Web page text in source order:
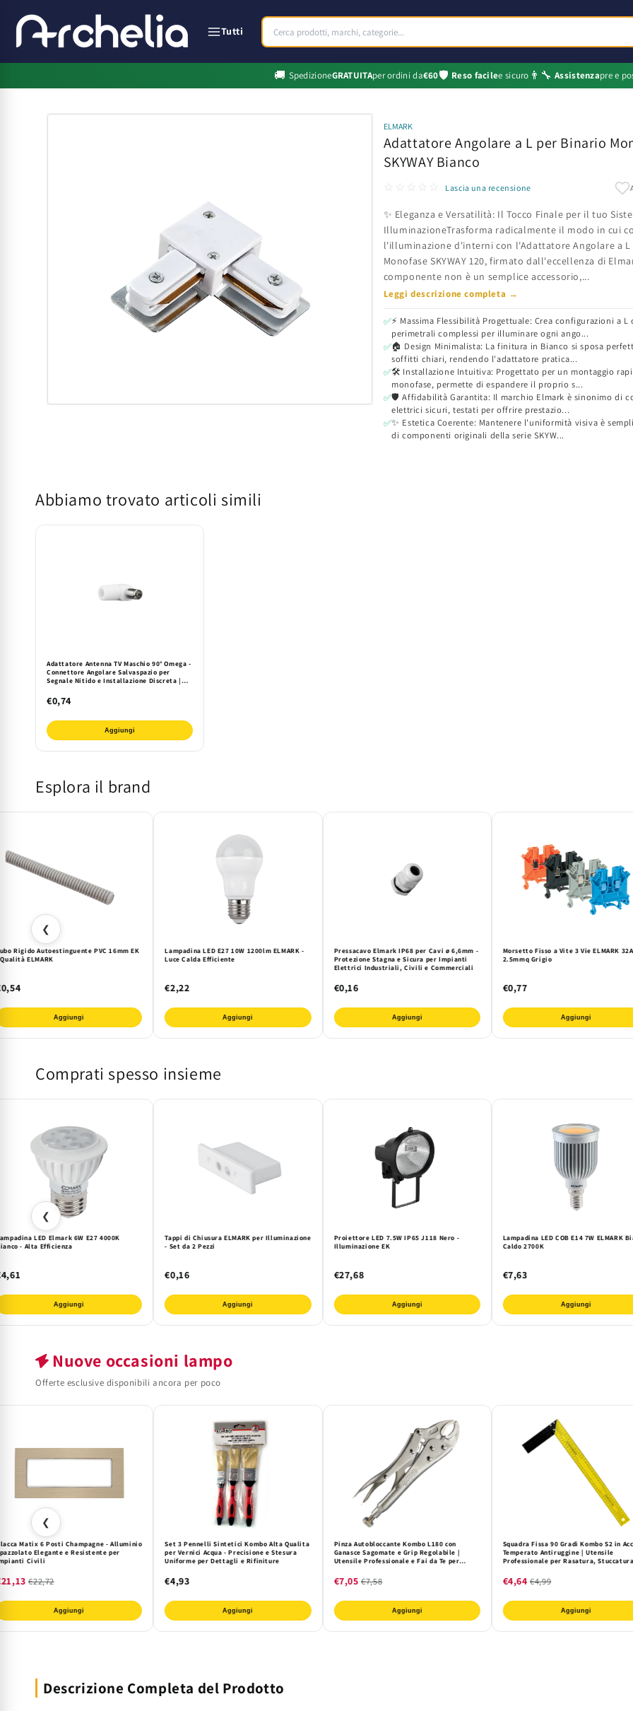
direttamente
ai contenuti
Tutti
🚚 SpedizioneGRATUITAper ordini da€60🛡️ Reso facilee sicuro 👨‍🔧 Assistenzapre e
Passa alle
ELMARK
Adattatore Angolare a L per Binario
SKYWAY Bianco
☆☆☆☆☆ Lascia una recensione
✨ Eleganza e Versatilità: Il Tocco Finale per il tuo
IlluminazioneTrasforma radicalmente il modo in cui
l'illuminazione d'interni con l'Adattatore Angolare a L
Monofase SKYWAY 120, firmato dall'eccellenza di
componente non è un semplice accessorio,...
Leggi descrizione completa →
✅⚡ Massima Flessibilità Progettuale: Crea configurazioni a L
perimetrali complessi per illuminare ogni ango...
✅🏠 Design Minimalista: La finitura in Bianco si sposa
soffitti chiari, rendendo l'adattatore pratica...
✅🛠️ Installazione Intuitiva: Progettato per un montaggio
monofase, permette di espandere il proprio s...
✅🛡️ Affidabilità Garantita: Il marchio Elmark è sinonimo di
elettrici sicuri, testati per offrire prestazio...
✅✨ Estetica Coerente: Mantenere l'uniformità visiva è
di componenti originali della serie SKYW...
Abbiamo trovato articoli simili
Adattatore Antenna TV Maschio 90° Omega -
Connettore Angolare Salvaspazio per
Segnale Nitido e Installazione Discreta |
€0,74
Aggiungi
Esplora il brand
❮
Rigido Autoestinguente PVC 16mm EK
ELMARK
Aggiungi
Lampadina LED E27 10W 1200lm ELMARK -
Luce Calda Efficiente
€2,22
Aggiungi
Pressacavo Elmark IP68 per Cavi ø 6,6mm -
Protezione Stagna e Sicura per Impianti
Elettrici Industriali, Civili e Commerciali
€0,16
Aggiungi
Morsetto Fisso a Vite 3 Vie ELMARK 32A
2.5mmq Grigio
€0,77
Aggiungi
Comprati spesso insieme
❮
LED Elmark 6W E27 4000K
- Alta Efficienza
Aggiungi
Tappi di Chiusura ELMARK per Illuminazione
- Set da 2 Pezzi
€0,16
Aggiungi
Proiettore LED 7.5W IP65 J118 Nero -
Illuminazione EK
€27,68
Aggiungi
Lampadina LED COB E14 7W ELMARK
Caldo 2700K
€7,63
Aggiungi
Nuove occasioni lampo
Offerte esclusive disponibili ancora per poco
❮
Matix 6 Posti Champagne - Alluminio
Elegante e Resistente per
Civili
€22,72
Aggiungi
Set 3 Pennelli Sintetici Kombo Alta Qualita
per Vernici Acqua - Precisione e Stesura
Uniforme per Dettagli e Rifiniture
€4,93
Aggiungi
Pinza Autobloccante Kombo L180 con
Ganasce Sagomate e Grip Regolabile |
Utensile Professionale e Fai da Te per
€7,05 €7,58
Aggiungi
Squadra Fissa 90 Gradi Kombo S2 in
Temperato Antiruggine | Utensile
Professionale per Rasatura,
€4,64 €4,99
Aggiungi
Descrizione Completa del Prodotto